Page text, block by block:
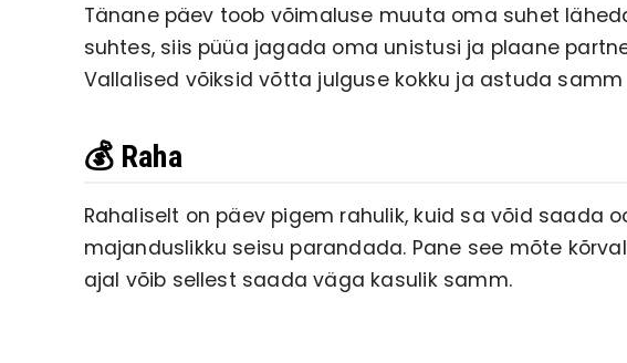
Tänane päev toob võimaluse muuta oma suhet
suhtes, siis püüa jagada oma unistusi ja plaane
Vallalised võiksid võtta julguse kokku ja astuda
💰 Raha
Rahaliselt on päev pigem rahulik, kuid sa võid saada
majanduslikku seisu parandada. Pane see mõte
ajal võib sellest saada väga kasulik samm.